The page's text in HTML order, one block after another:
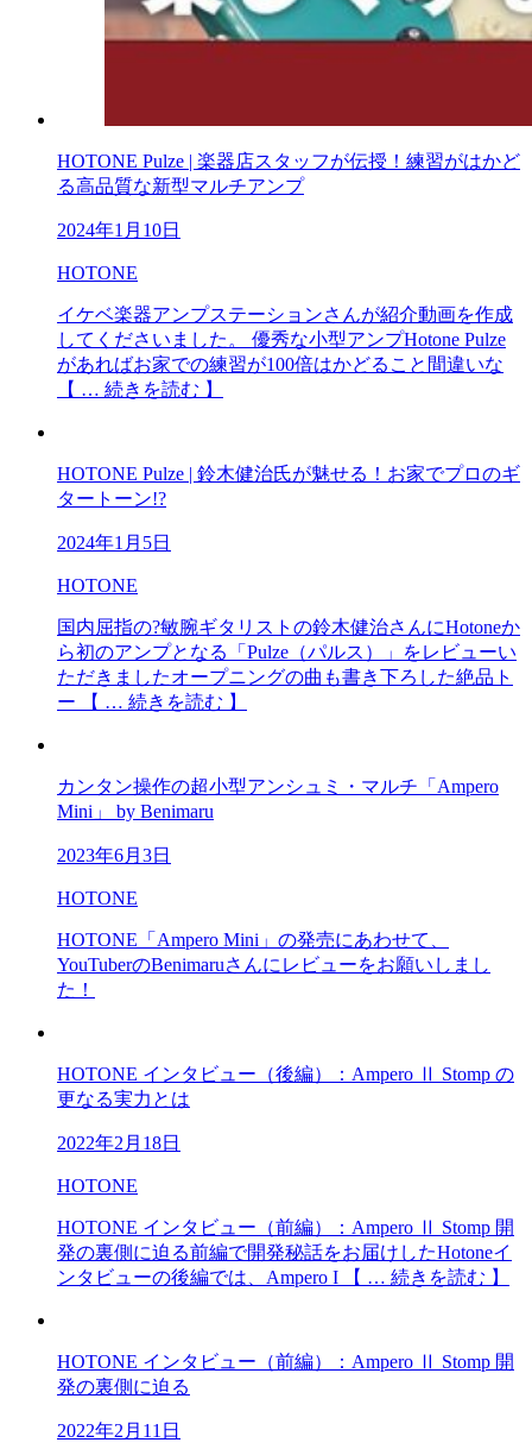
HOTONE Pulze | 楽器店スタッフが伝授！練習がはかど
る高品質な新型マルチアンプ
2024年1月10日
HOTONE
イケベ楽器アンプステーションさんが紹介動画を作成
してくださいました。 優秀な小型アンプHotone Pulze
があればお家での練習が100倍はかどること間違いな
【 … 続きを読む 】
HOTONE Pulze | 鈴木健治氏が魅せる！お家でプロのギ
タートーン!?
2024年1月5日
HOTONE
国内屈指の?敏腕ギタリストの鈴木健治さんにHotoneか
ら初のアンプとなる「Pulze（パルス）」をレビューい
ただきましたオープニングの曲も書き下ろした絶品ト
ー 【 … 続きを読む 】
カンタン操作の超小型アンシュミ・マルチ「Ampero
Mini」 by Benimaru
2023年6月3日
HOTONE
HOTONE「Ampero Mini」の発売にあわせて、
YouTuberのBenimaruさんにレビューをお願いしまし
た！
HOTONE インタビュー（後編）：Ampero Ⅱ Stomp の
更なる実力とは
2022年2月18日
HOTONE
HOTONE インタビュー（前編）：Ampero Ⅱ Stomp 開
発の裏側に迫る前編で開発秘話をお届けしたHotoneイ
ンタビューの後編では、Ampero I 【 … 続きを読む 】
HOTONE インタビュー（前編）：Ampero Ⅱ Stomp 開
発の裏側に迫る
2022年2月11日